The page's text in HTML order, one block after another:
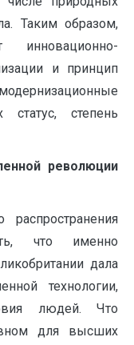
Таким образом,
и принцип
степень
революции
что именно
дала
технологии,
людей. Что
для высших